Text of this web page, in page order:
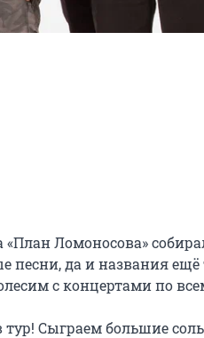
«План Ломоносова»
да и названия ещё
с концертами по
тур! Сыграем большие